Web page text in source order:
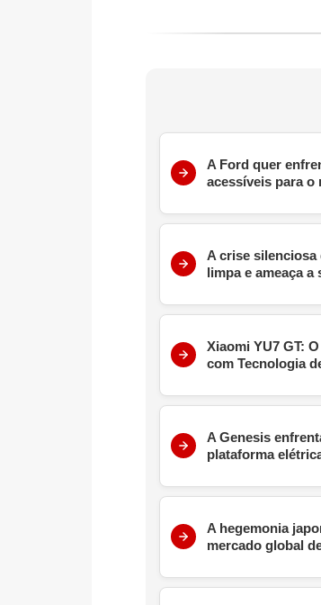
A Ford quer
acessíveis para o
A crise silenciosa
limpa e ameaça
Xiaomi YU7 GT:
com Tecnologia
A Genesis
plataforma
A hegemonia
mercado global